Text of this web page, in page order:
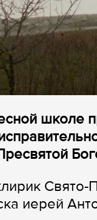
школе
иерей